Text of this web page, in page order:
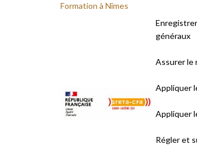
Formation à Nîmes
généraux
Assurer le
Appliquer
Appliquer
Régler et